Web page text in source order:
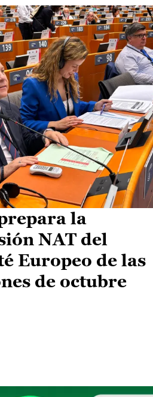
la
NAT del
Europeo de las
de octubre